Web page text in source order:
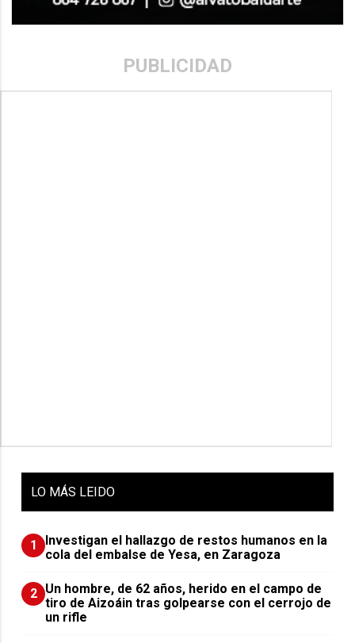
PUBLICIDAD
LO MÁS LEIDO
1
Investigan el hallazgo de restos humanos en la
cola del embalse de Yesa, en Zaragoza
2 Un hombre, de 62 años, herido en el campo de
tiro de Aizoáin tras golpearse con el cerrojo de
un rifle